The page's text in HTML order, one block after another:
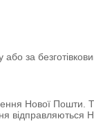
за
Нової Пошти.